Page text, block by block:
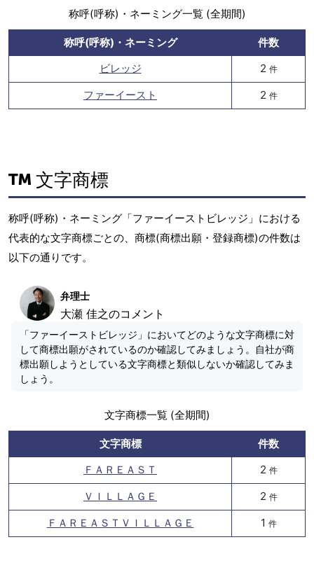
称呼(呼称)・ネーミング一覧 (全期間)
称呼(呼称)・ネーミング
件数
ビレッジ
2 件
ファーイースト 2 件
文字商標
称呼(呼称)・ネーミング「ファーイーストビレッジ」における
代表的な文字商標ごとの、商標(商標出願・登録商標)の件数は
以下の通りです。
弁理士
大瀬 佳之のコメント
「ファーイーストビレッジ」においてどのような文字商標に対
して商標出願がされているのか確認してみましょう。自社が商
標出願しようとしている文字商標と類似しないか確認してみま
しょう。
文字商標一覧 (全期間)
文字商標
件数
ＦＡＲＥＡＳＴ
2 件
ＶＩＬＬＡＧＥ 2 件
ＦＡＲＥＡＳＴＶＩＬＬＡＧＥ 1 件